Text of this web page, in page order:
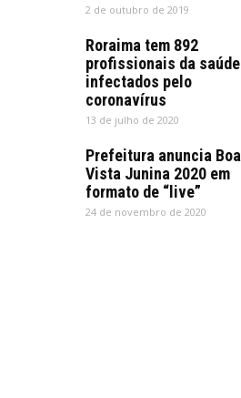
2 de outubro de 2019
Roraima tem 892
profissionais da saúde
infectados pelo
coronavírus
13 de julho de 2020
Prefeitura anuncia Boa
Vista Junina 2020 em
formato de “live”
24 de novembro de 2020